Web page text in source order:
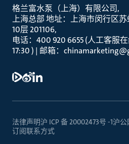
格兰富水泵（上海）有限公司
上海总部 地址：上海市闵行区
10层 201106
电话：400 920 6655 (人工客服
17:30 ) | 邮箱：
法律声明沪 ICP 备 20002473号 -1沪公
订阅联系方式